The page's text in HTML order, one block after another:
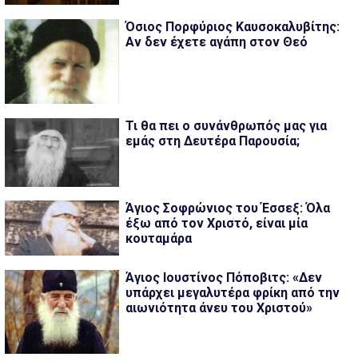
Όσιος Πορφύριος Καυσοκαλυβίτης:
Αν δεν έχετε αγάπη στον Θεό
Τι θα πει ο συνάνθρωπός μας για
εμάς στη Δευτέρα Παρουσία;
Άγιος Σοφρώνιος του Έσσεξ: Όλα
έξω από τον Χριστό, είναι μία
κουταμάρα
Άγιος Ιουστίνος Πόποβιτς: «Δεν
υπάρχει μεγαλυτέρα φρίκη από την
αιωνιότητα άνευ του Χριστού»